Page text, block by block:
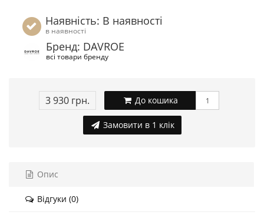
Наявність: В наявності
в наявності
Бренд: DAVROE
всі товари бренду
3 930 грн. До кошика
Замовити в 1 клік
Опис
Відгуки (0)